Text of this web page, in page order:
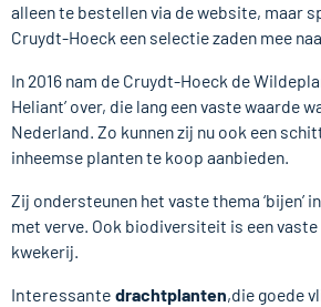
alleen te bestellen via de website, maar
Cruydt-Hoeck een selectie zaden mee
In 2016 nam de Cruydt-Hoeck de
Heliant’ over, die lang een vaste waarde
Nederland. Zo kunnen zij nu ook een
inheemse planten te koop aanbieden.
Zij ondersteunen het vaste thema ‘bijen’
met verve. Ook biodiversiteit is een
kwekerij.
Interessante drachtplanten,die goede